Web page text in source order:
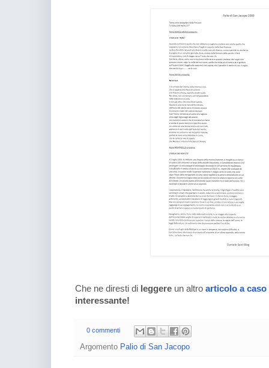
Che ne diresti di leggere un altro articolo a caso
interessante!
0 commenti
Argomento Palio di San Jacopo